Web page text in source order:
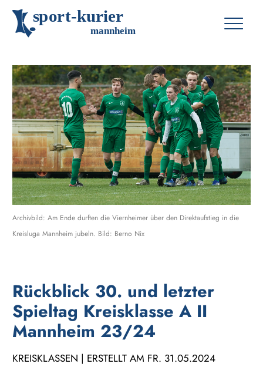
sport-kurier
mannheim
Archivbild: Am Ende durften die Viernheimer über den Direktaufstieg in die
Kreisluga Mannheim jubeln. Bild: Berno Nix
Rückblick 30. und letzter
Spieltag Kreisklasse A II
Mannheim 23/24
KREISKLASSEN | ERSTELLT AM FR. 31.05.2024